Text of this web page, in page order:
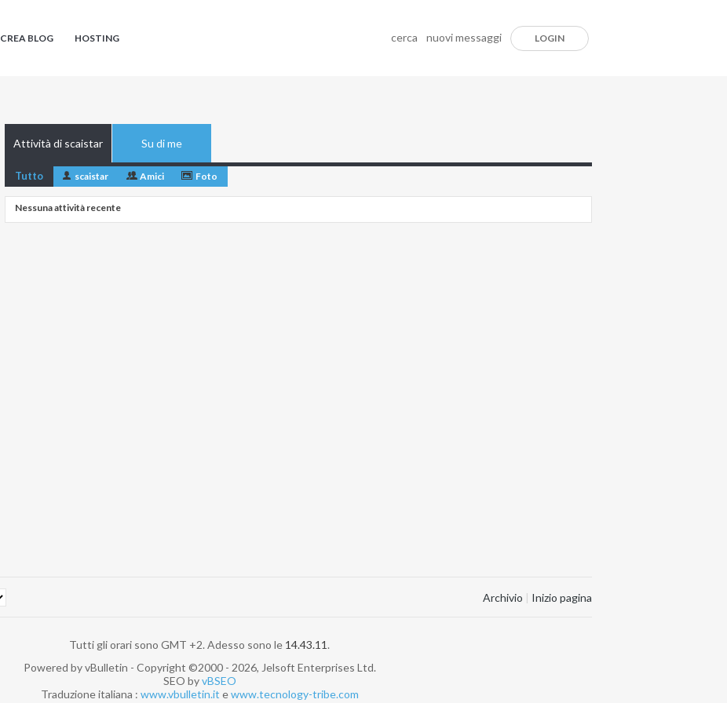
CREA BLOG HOSTING cerca nuovi messaggi LOGIN
Attività di scaistar Su di me
Tutto scaistar Amici Foto
Nessuna attività recente
Archivio | Inizio pagina
Tutti gli orari sono GMT +2. Adesso sono le 14.43.11.
Powered by vBulletin - Copyright ©2000 - 2026, Jelsoft Enterprises Ltd.
SEO byvBSEO
Traduzione italiana : www.vbulletin.it ewww.tecnology-tribe.com